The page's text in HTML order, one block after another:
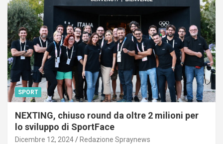
SPORT
NEXTING, chiuso round da oltre 2 milioni per
lo sviluppo di SportFace
Dicembre 12, 2024 Redazione Spraynews